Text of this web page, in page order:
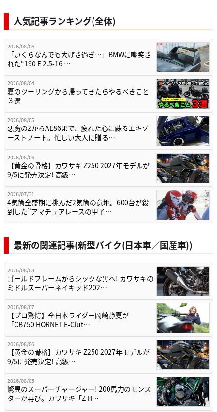
人気記事ランキング(全体)
2026/08/06
「いくらなんでも大げさ過ぎ…」BMWに嘲笑さ
れた“190 E 2.5-16 …
2026/08/04
夏のツーリングから帰ってきたらやるべきこと
３選
2026/08/05
悪魔のZからAE86まで、疲れた心に蘇るエキゾ
ーストノート。忙しい大人に贈る…
2026/08/06
【黄金の骨格】カワサキ Z250 2027年モデルが
9/5に発売決定! 高級…
2026/07/31
4気筒全盛期に挑んだ2気筒の意地。600台が殺
到した”アマチュアレースの甲子…
最新の関連記事(新型バイク(日本車／国産車))
2026/08/08
ゴールドフレームからシックな黒へ! カワサキの
ミドルスーパーネイキッド202…
2026/08/07
【プロ驚愕】全日本ライダー岡崎静夏が
「CB750 HORNET E-Clut…
2026/08/06
【黄金の骨格】カワサキ Z250 2027年モデルが
9/5に発売決定! 高級…
2026/08/05
驚異のスーパーチャージャー! 200馬力のモンス
ターが再び。カワサキ「Z H…